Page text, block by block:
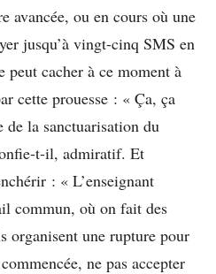
avancée, ou en cours où une
jusqu’à vingt-cinq SMS en
peut cacher à ce moment à
cette prouesse : « Ça, ça
de la sanctuarisation du
t-il, admiratif. Et
: « L’enseignant
commun, où on fait des
organisent une rupture pour
ne pas accepter